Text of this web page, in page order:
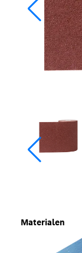
Materialen